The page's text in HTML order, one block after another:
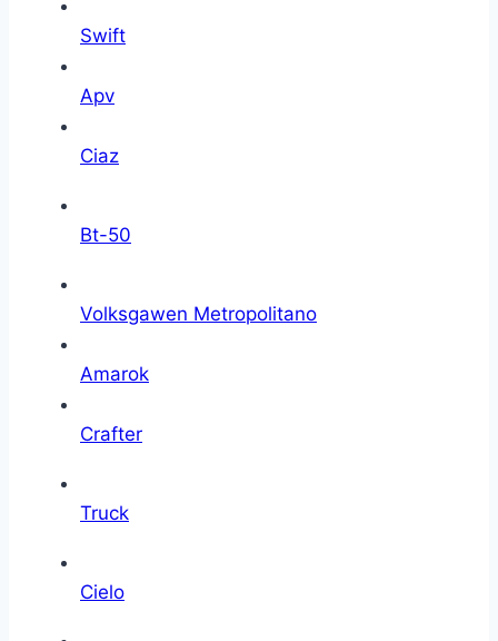
Swift
Apv
Ciaz
Bt-50
Volksgawen Metropolitano
Amarok
Crafter
Truck
Cielo